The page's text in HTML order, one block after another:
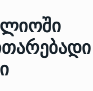
13/05/2022
დღეისათვის გვაქვს
მეტი, თუმცა…